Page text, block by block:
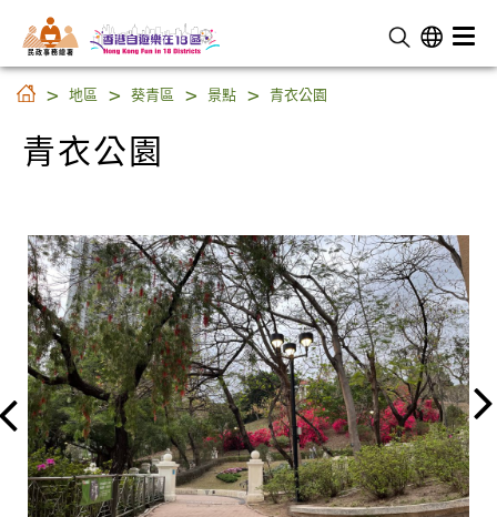
民 政 事 務 總 署
青衣公園
地區 葵青區 景點 青衣公園
青衣公園